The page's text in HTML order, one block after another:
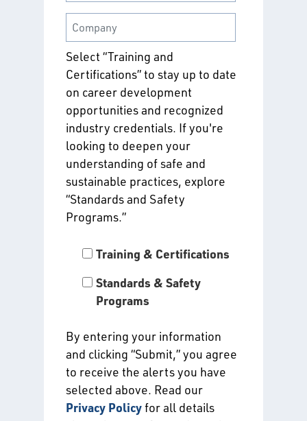
Select “Training and
Certifications” to stay up to date
on career development
opportunities and recognized
industry credentials. If you're
looking to deepen your
understanding of safe and
sustainable practices, explore
“Standards and Safety
Programs.”
Training & Certifications
Standards & Safety
Programs
By entering your information
and clicking “Submit,” you agree
to receive the alerts you have
selected above. Read our
Privacy Policyfor all details